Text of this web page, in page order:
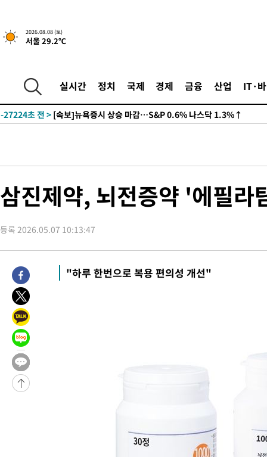
2026.08.08 (토)
서울 29.2℃
실시간 정치 국제 경제 금융 산업 IT·
-27224초 전 > [속보]뉴욕증시 상승 마감…S&P 0.6% 나스닥 1.3%↑
삼진제약, 뇌전증약 '에필
등록 2026.05.07 10:13:47
"하루 한번으로 복용 편의성 개선"